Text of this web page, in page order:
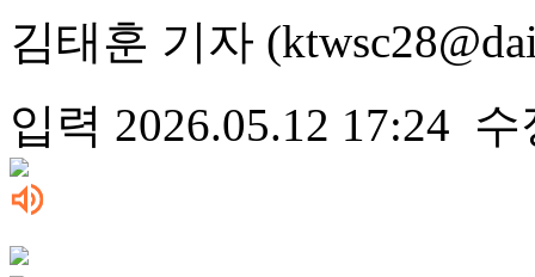
김태훈 기자
입력 2026.05.12 17:24 수